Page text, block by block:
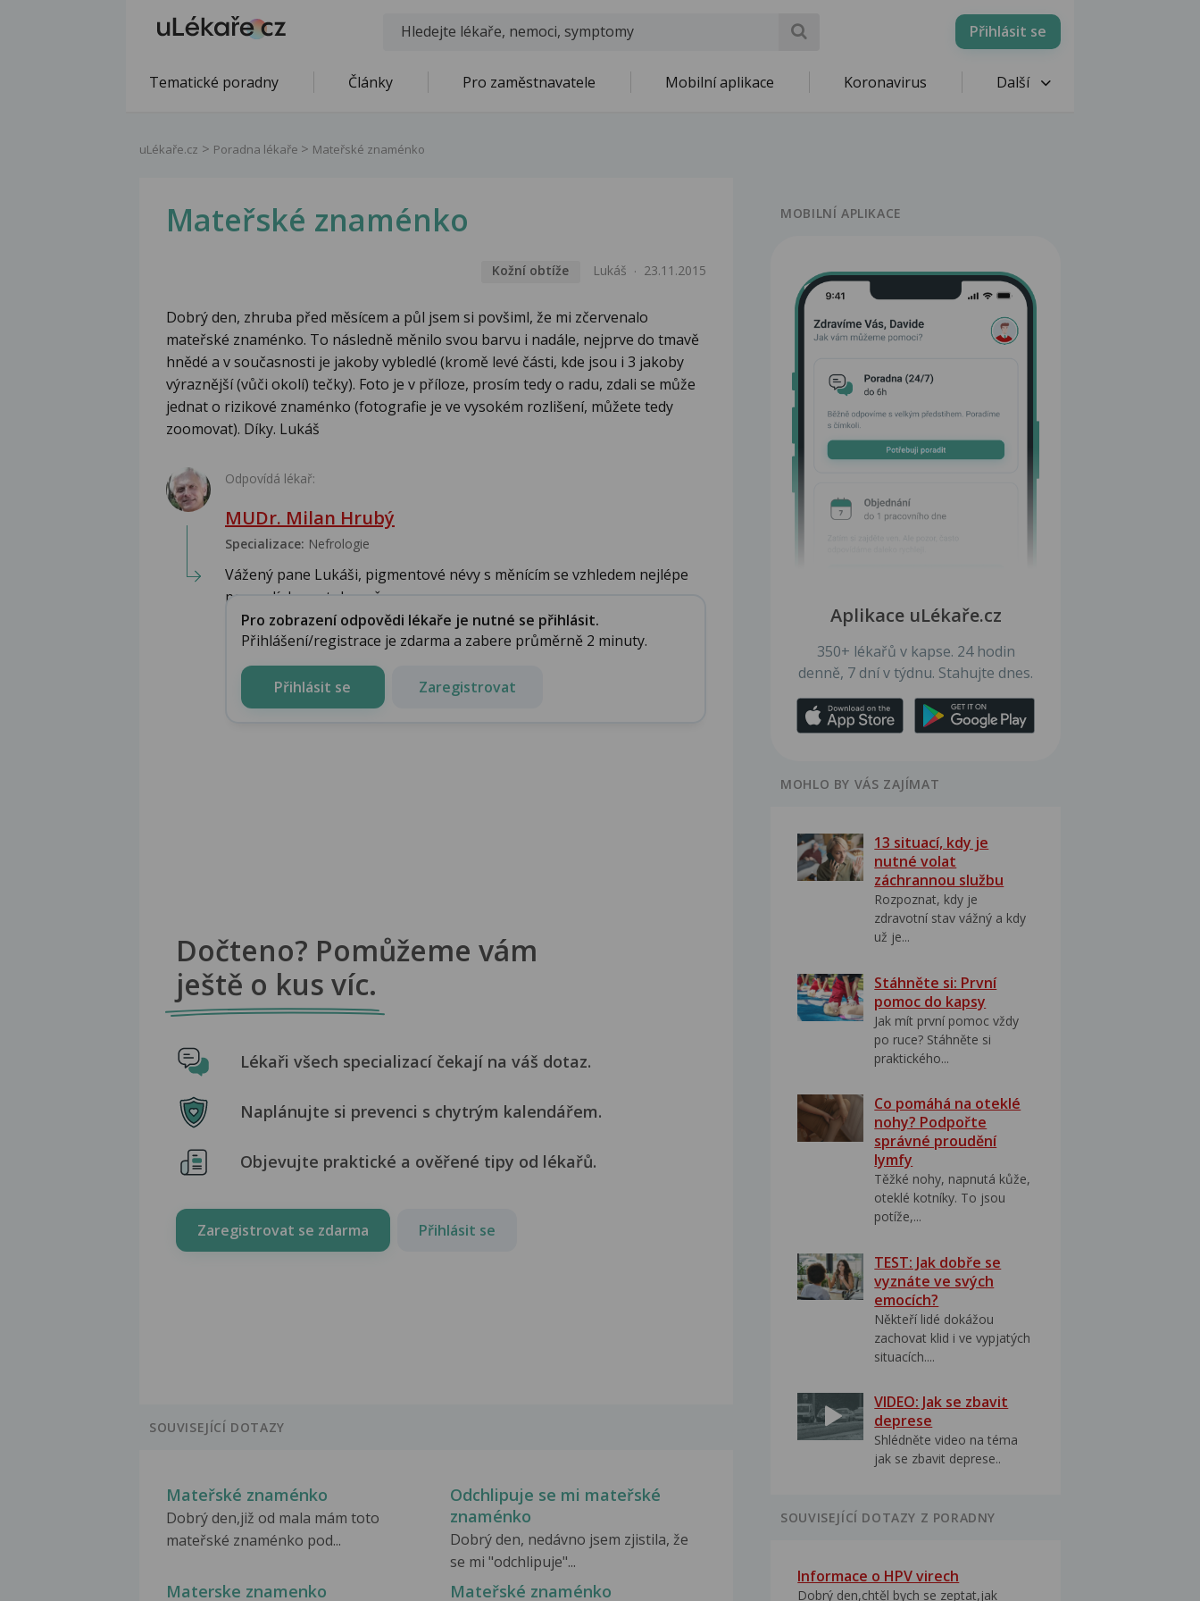
Přihlásit se
Tematické poradny Články Pro zaměstnavatele Mobilní aplikace Koronavirus Další
uLékaře.cz Poradna lékaře Mateřské znaménko
Mateřské znaménko
Kožní obtíže Lukáš 23.11.2015
Dobrý den, zhruba před měsícem a půl jsem si povšiml, že mi zčervenalo
mateřské znaménko. To následně měnilo svou barvu i nadále, nejprve do tmavě
hnědé a v současnosti je jakoby vybledlé (kromě levé části, kde jsou i 3 jakoby
výraznější (vůči okolí) tečky). Foto je v příloze, prosím tedy o radu, zdali se může
jednat o rizikové znaménko (fotografie je ve vysokém rozlišení, můžete tedy
zoomovat). Díky. Lukáš
Odpovídá lékař:
MUDr. Milan Hrubý
Specializace: Nefrologie
Vážený pane Lukáši, pigmentové névy s měnícím se vzhledem nejlépe
posoudí dermatolog př...
Pro zobrazení odpovědi lékaře je nutné se přihlásit.
Přihlášení/registrace je zdarma a zabere průměrně 2 minuty.
Přihlásit se Zaregistrovat
Dočteno? Pomůžeme vám
ještě o kus víc.
Lékaři všech specializací čekají na váš dotaz.
Naplánujte si prevenci s chytrým kalendářem.
Objevujte praktické a ověřené tipy od lékařů.
Zaregistrovat se zdarma Přihlásit se
SOUVISEJÍCÍ DOTAZY
Mateřské znaménko
Dobrý den,již od mala mám toto
mateřské znaménko pod...
Odchlipuje se mi mateřské
znaménko
Dobrý den, nedávno jsem zjistila, že
se mi "odchlipuje"...
Materske znamenko Mateřské znaménko
MOBILNÍ APLIKACE
Aplikace uLékaře.cz
350+ lékařů v kapse. 24 hodin
denně, 7 dní v týdnu. Stahujte dnes.
MOHLO BY VÁS ZAJÍMAT
13 situací, kdy je
nutné volat
záchrannou službu
Rozpoznat, kdy je
zdravotní stav vážný a kdy
už je...
Stáhněte si: První
pomoc do kapsy
Jak mít první pomoc vždy
po ruce? Stáhněte si
praktického...
Co pomáhá na oteklé
nohy? Podpořte
správné proudění
lymfy
Těžké nohy, napnutá kůže,
oteklé kotníky. To jsou
potíže,...
TEST: Jak dobře se
vyznáte ve svých
emocích?
Někteří lidé dokážou
zachovat klid i ve vypjatých
situacích....
VIDEO: Jak se zbavit
deprese
Shlédněte video na téma
jak se zbavit deprese..
SOUVISEJÍCÍ DOTAZY Z PORADNY
Informace o HPV virech
Dobrý den,chtěl bych se zeptat,jak